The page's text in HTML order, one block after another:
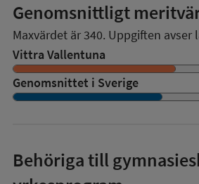
Genomsnittligt
Maxvärdet är 340. Uppgiften avser
Vittra Vallentuna
Genomsnittet i Sverige
Behöriga till